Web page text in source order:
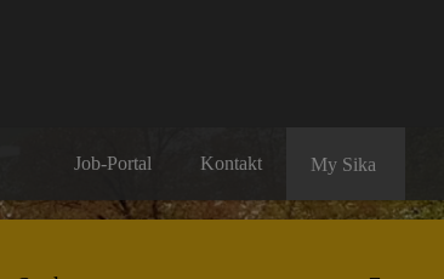
Job-Portal Kontakt My Sika